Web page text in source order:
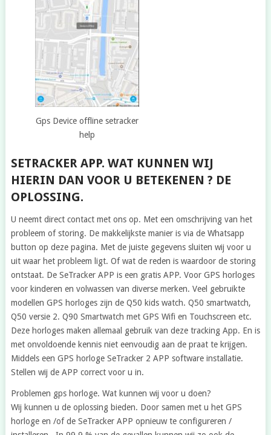
Gps Device offline setracker
help
SETRACKER APP. WAT KUNNEN WIJ
HIERIN DAN VOOR U BETEKENEN ? DE
OPLOSSING.
U neemt direct contact met ons op. Met een omschrijving van het
probleem of storing. De makkelijkste manier is via de Whatsapp
button op deze pagina. Met de juiste gegevens sluiten wij voor u
uit waar het probleem ligt. Of wat de reden is waardoor de storing
ontstaat. De SeTracker APP is een gratis APP. Voor GPS horloges
voor kinderen en volwassen van diverse merken. Veel gebruikte
modellen GPS horloges zijn de Q50 kids watch. Q50 smartwatch,
Q50 versie 2. Q90 Smartwatch met GPS Wifi en Touchscreen etc.
Deze horloges maken allemaal gebruik van deze tracking App. En is
met onvoldoende kennis niet eenvoudig aan de praat te krijgen.
Middels een GPS horloge SeTracker 2 APP software installatie.
Stellen wij de APP correct voor u in.
Problemen gps horloge. Wat kunnen wij voor u doen?
Wij kunnen u de oplossing bieden. Door samen met u het GPS
horloge en /of de SeTracker APP opnieuw te configureren /